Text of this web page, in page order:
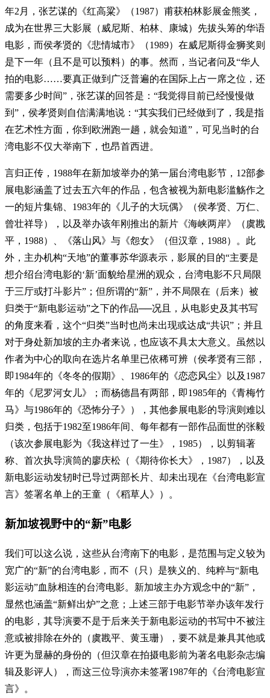
年2月，张艺谋的《红高粱》（1987）甫获柏林影展金熊奖，
成为在世界三大影展（威尼斯、柏林、康城）先拔头筹的华语
电影，而侯孝贤的《悲情城市》（1989）在威尼斯得金狮奖则
是下一年（且不是可以预料）的事。然而，当记者问及“华人
拍的电影……要真正做到广泛普遍的在国际上占一席之位，还
需要多少时间”，张艺谋的回答是：“我觉得目前已经慢慢做
到”，侯孝贤则自信满满地说：“其实我们已经做到了，我是指
在艺术性方面，你到欧洲跑一趟，就会知道”，可见当时的台
湾电影不仅大举南下，也昂首西进。
言归正传，1988年在新加坡举办的第一届台湾电影节，12部参
展电影涵盖了过去五六年的作品，包含被视为新电影滥觞作之
一的短片集锦、1983年的《儿子的大玩偶》（侯孝贤、万仁、
曾壮祥导），以及举办该年刚推出的新片《海峡两岸》（虞戡
平，1988）、《落山风》与《怨女》（但汉章，1988）。此
外，主办机构“天地”的董事苏华源表示，影展的目的“主要是
想介绍台湾电影的‘新’面貌给星洲的观众，台湾电影不只局限
于三厅或打斗影片”；但所谓的“新”，并不局限在（后来）被
归类于“新电影运动”之下的作品──况且，从电影史及其书写
的角度来看，这个“归类”当时也尚未出现或达成“共识”；并且
对于身处新加坡的主办者来说，也应该不具太大意义。虽然以
作者为中心的取向在选片名单里已依稀可辨（侯孝贤有三部，
即1984年的《冬冬的假期》、1986年的《恋恋风尘》以及1987
年的《尼罗河女儿》；而杨德昌有两部，即1985年的《青梅竹
马》与1986年的《恐怖分子》），其他参展电影的导演则难以
归类，包括于1982至1986年间、每年都有一部作品面世的张毅
（该次参展电影为《我这样过了一生》，1985），以剪辑著
称、首次执导演筒的廖庆松（《期待你长大》，1987），以及
新电影运动发轫时已导过两部长片、却未出现在《台湾电影宣
言》签署名单上的王童（《稻草人》）。
新加坡视野中的“新”电影
我们可以这么说，这些从台湾南下的电影，是范围与定义较为
宽广的“新”的台湾电影，而不（只）是狭义的、纯粹与“新电
影运动”血脉相连的台湾电影。新加坡主办方观念中的“新”，
显然也涵盖“新鲜出炉”之意；上述三部于电影节举办该年发行
的电影，其导演要不是于后来关于新电影运动的书写中不被注
意或被排除在外的（虞戡平、黄玉珊），要不就是兼具其他或
许更为显赫的身份的（但汉章在拍摄电影前为著名电影杂志编
辑及影评人），而这三位导演亦未签署1987年的《台湾电影宣
言》。